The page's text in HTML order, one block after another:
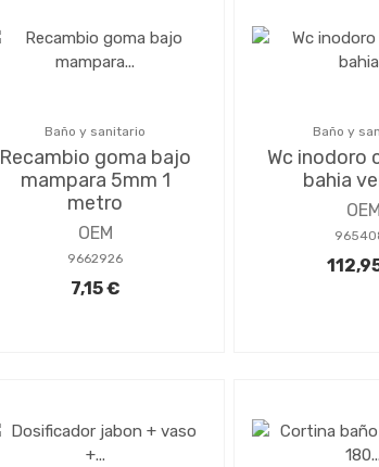
Baño y sanitario
Recambio goma bajo
mampara 5mm 1
metro
OEM
9662926
7,15 €
Baño y
Wc inodoro
bahia
OEM